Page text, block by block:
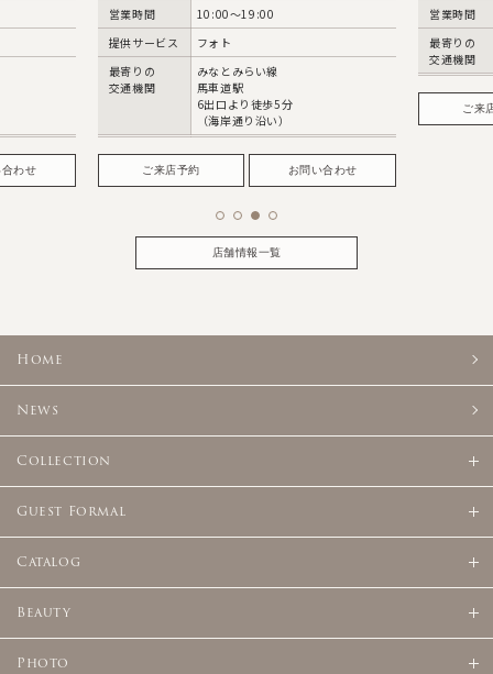
わせ
営業時間
10:00〜19:00
提供サービス
フォト
最寄りの
交通機関
みなとみらい線
馬車道駅
6出口より徒歩5分
（海岸通り沿い）
ご来店予約 お問い合わせ
営業時間
最寄りの
交通機関
ご来
店舗情報一覧
Home
News
Collection
Guest Formal
Catalog
Beauty
Photo